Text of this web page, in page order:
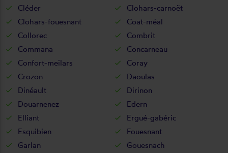
Cléder
Clohars-carnoët
Clohars-fouesnant
Coat-méal
Collorec
Combrit
Commana
Concarneau
Confort-meilars
Coray
Crozon
Daoulas
Dinéault
Dirinon
Douarnenez
Edern
Elliant
Ergué-gabéric
Esquibien
Fouesnant
Garlan
Gouesnach